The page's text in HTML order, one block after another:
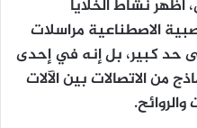
أظهر نشاط الخلايا
الاصطناعية مراسلات
حد كبير، بل إنه في إحدى
من الاتصالات بين الآلات